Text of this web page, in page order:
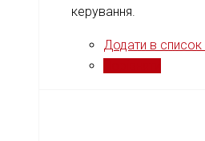
керування.
Додати в